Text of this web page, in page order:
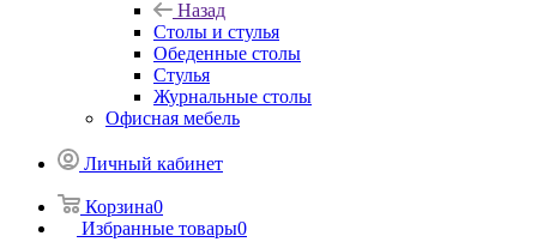
Назад
Столы и стулья
Обеденные столы
Стулья
Журнальные столы
Офисная мебель
Личный кабинет
Корзина0
Избранные товары0